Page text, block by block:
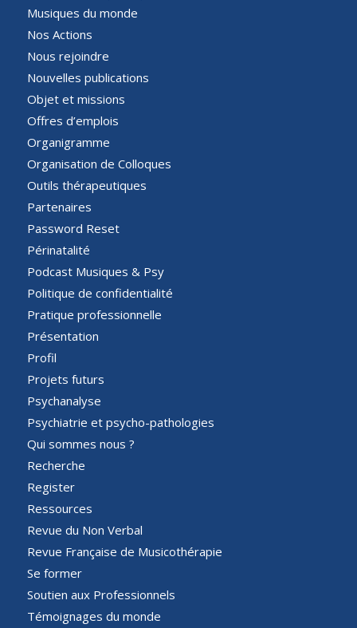
Musiques du monde
Nos Actions
Nous rejoindre
Nouvelles publications
Objet et missions
Offres d’emplois
Organigramme
Organisation de Colloques
Outils thérapeutiques
Partenaires
Password Reset
Périnatalité
Podcast Musiques & Psy
Politique de confidentialité
Pratique professionnelle
Présentation
Profil
Projets futurs
Psychanalyse
Psychiatrie et psycho-pathologies
Qui sommes nous ?
Recherche
Register
Ressources
Revue du Non Verbal
Revue Française de Musicothérapie
Se former
Soutien aux Professionnels
Témoignages du monde